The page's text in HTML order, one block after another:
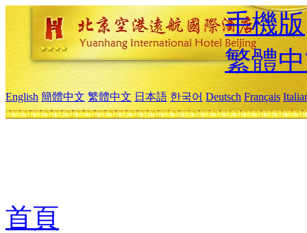
手機版
繁體
English 簡體中文 繁體中文 日本語 한국어 Deutsch Français
首頁